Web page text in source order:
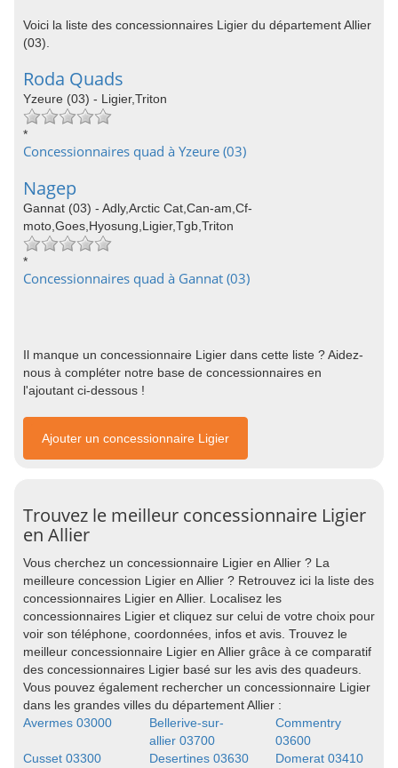
Voici la liste des concessionnaires Ligier du département Allier
(03).
Roda Quads
Yzeure (03) - Ligier,Triton
*
Concessionnaires quad à Yzeure (03)
Nagep
Gannat (03) - Adly,Arctic Cat,Can-am,Cf-
moto,Goes,Hyosung,Ligier,Tgb,Triton
*
Concessionnaires quad à Gannat (03)
Il manque un concessionnaire Ligier dans cette liste ? Aidez-
nous à compléter notre base de concessionnaires en
l'ajoutant ci-dessous !
Ajouter un concessionnaire Ligier
Trouvez le meilleur concessionnaire Ligier
en Allier
Vous cherchez un concessionnaire Ligier en Allier ? La
meilleure concession Ligier en Allier ? Retrouvez ici la liste des
concessionnaires Ligier en Allier. Localisez les
concessionnaires Ligier et cliquez sur celui de votre choix pour
voir son téléphone, coordonnées, infos et avis. Trouvez le
meilleur concessionnaire Ligier en Allier grâce à ce comparatif
des concessionnaires Ligier basé sur les avis des quadeurs.
Vous pouvez également rechercher un concessionnaire Ligier
dans les grandes villes du département Allier :
Avermes 03000
Bellerive-sur-
allier 03700
Commentry
03600
Cusset 03300
Desertines 03630
Domerat 03410